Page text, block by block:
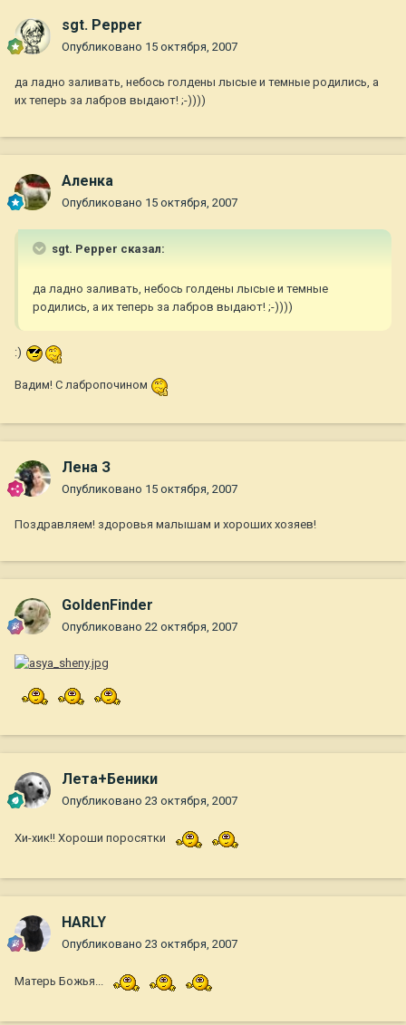
sgt. Pepper
Опубликовано 15 октября, 2007
да ладно заливать, небось голдены лысые и темные родились, а
их теперь за лабров выдают! ;-))))
Аленка
Опубликовано 15 октября, 2007
sgt. Pepper сказал:
да ладно заливать, небось голдены лысые и темные
родились, а их теперь за лабров выдают! ;-))))
:)
Вадим! С лабропочином
Лена З
Опубликовано 15 октября, 2007
Поздравляем! здоровья малышам и хороших хозяев!
GoldenFinder
Опубликовано 22 октября, 2007
Лета+Беники
Опубликовано 23 октября, 2007
Хи-хик!! Хороши поросятки
HARLY
Опубликовано 23 октября, 2007
Матерь Божья...